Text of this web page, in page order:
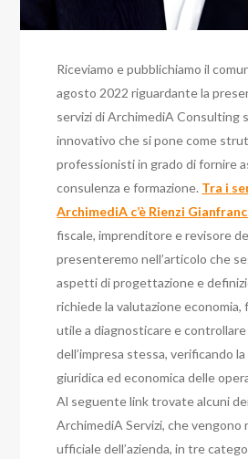
Riceviamo e pubblichiamo il
agosto 2022 riguardante la
servizi di ArchimediA Consulting
innovativo che si pone come
professionisti in grado di fornire
consulenza e formazione. Tra i
ArchimediA c’è Rienzi
fiscale, imprenditore e revisore
presenteremo nell’articolo che
aspetti di progettazione e
richiede la valutazione economia,
utile a diagnosticare e
dell’impresa stessa, verificando
giuridica ed economica delle
Al seguente link trovate alcuni
ArchimediA Servizi, che vengono
ufficiale dell’azienda, in tre